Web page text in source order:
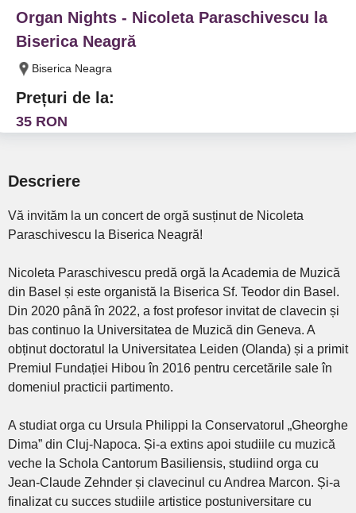
Organ Nights - Nicoleta Paraschivescu la
Biserica Neagră
Biserica Neagra
Prețuri de la:
35 RON
Descriere
Vă invităm la un concert de orgă susținut de Nicoleta
Paraschivescu la Biserica Neagră!
Nicoleta Paraschivescu predă orgă la Academia de Muzică
din Basel și este organistă la Biserica Sf. Teodor din Basel.
Din 2020 până în 2022, a fost profesor invitat de clavecin și
bas continuo la Universitatea de Muzică din Geneva. A
obținut doctoratul la Universitatea Leiden (Olanda) și a primit
Premiul Fundației Hibou în 2016 pentru cercetările sale în
domeniul practicii partimento.
A studiat orga cu Ursula Philippi la Conservatorul „Gheorghe
Dima” din Cluj-Napoca. Și-a extins apoi studiile cu muzică
veche la Schola Cantorum Basiliensis, studiind orga cu
Jean-Claude Zehnder și clavecinul cu Andrea Marcon. Și-a
finalizat cu succes studiile artistice postuniversitare cu